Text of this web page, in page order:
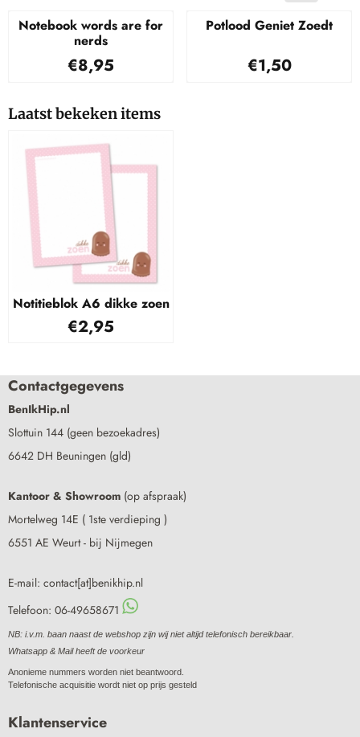
Notebook words are for
nerds
Prijs: 8,95
€8,95
Potlood Geniet Zoedt
Prijs: 1,50
€1,50
Laatst bekeken items
Notitieblok A6 dikke zoen
€2,95
Contactgegevens
BenIkHip.nl
Slottuin 144 (geen bezoekadres)
6642 DH Beuningen (gld)
Kantoor & Showroom (op afspraak)
Mortelweg 14E ( 1ste verdieping )
6551 AE Weurt - bij Nijmegen
E-mail: contact[at]benikhip.nl
Telefoon: 06-49658671
NB: i.v.m. baan naast de webshop zijn wij niet altijd telefonisch bereikbaar.
Whatsapp & Mail heeft de voorkeur
Anonieme nummers worden niet beantwoord.
Telefonische acquisitie wordt niet op prijs gesteld
Klantenservice